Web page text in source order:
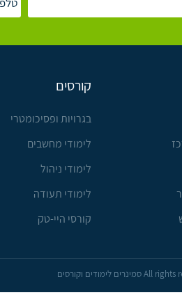
קורסים
בגרויות ופסיכומטרי
לימודי מחשבים
לימודי ניהול
לימודי תעודה
קורסי היי-טק